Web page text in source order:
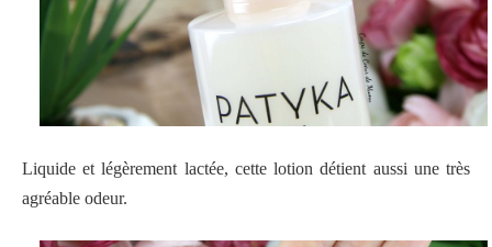
Liquide et légèrement lactée, cette lotion détient aussi une très
agréable odeur.